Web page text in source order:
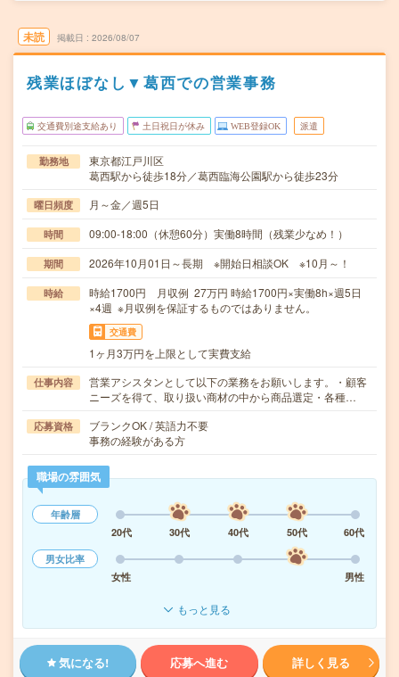
未読 掲載日 2026/08/07
残業ほぼなし▼葛西での営業事務
交通費別途支給あり 土日祝日が休み WEB登録OK 派遣
勤務地
東京都江戸川区
葛西駅から徒歩18分／葛西臨海公園駅から徒歩23分
曜日頻度 月～金／週5日
時間 09:00-18:00（休憩60分）実働8時間（残業少なめ！）
期間 2026年10月01日～長期 ※開始日相談OK ※10月～！
時給
時給1700円 月収例 27万円 時給1700円×実働8h×週5日
×4週 ※月収例を保証するものではありません。
交通費
1ヶ月3万円を上限として実費支給
仕事内容
営業アシスタンとして以下の業務をお願いします。・顧客
ニーズを得て、取り扱い商材の中から商品選定・各種…
応募資格
ブランクOK / 英語力不要
事務の経験がある方
職場の雰囲気
年齢層
20代
30代 40代 50代
60代
男女比率
女性
男性
もっと見る
気になる! 応募へ進む 詳しく見る